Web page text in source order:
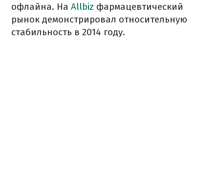
офлайна. На Allbiz фармацевтический
рынок демонстрировал относительную
стабильность в 2014 году.